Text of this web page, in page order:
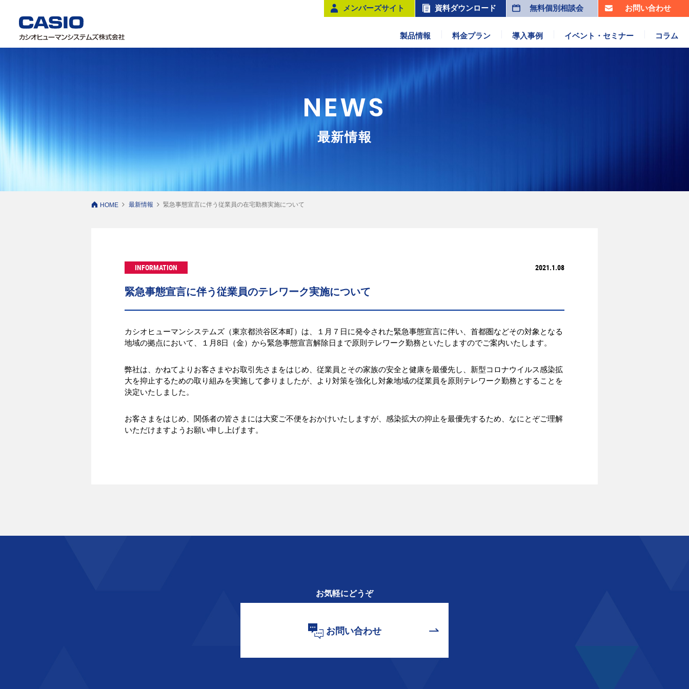
メンバーズサイト 資料ダウンロード 無料個別相談会 お問い合わせ
製品情報 料金プラン 導入事例 イベント・セミナー コラム
NEWS
最新情報
HOME 最新情報 緊急事態宣言に伴う従業員の在宅勤務実施について
INFORMATION 2021.1.08
緊急事態宣言に伴う従業員のテレワーク実施について
カシオヒューマンシステムズ（東京都渋谷区本町）は、１月７日に発令された緊急事態宣言に伴い、首都圏などその対象となる
地域の拠点において、１月8日（金）から緊急事態宣言解除日まで原則テレワーク勤務といたしますのでご案内いたします。
弊社は、かねてよりお客さまやお取引先さまをはじめ、従業員とその家族の安全と健康を最優先し、新型コロナウイルス感染拡
大を抑止するための取り組みを実施して参りましたが、より対策を強化し対象地域の従業員を原則テレワーク勤務とすることを
決定いたしました。
お客さまをはじめ、関係者の皆さまには大変ご不便をおかけいたしますが、感染拡大の抑止を最優先するため、なにとぞご理解
いただけますようお願い申し上げます。
お気軽にどうぞ
お問い合わせ